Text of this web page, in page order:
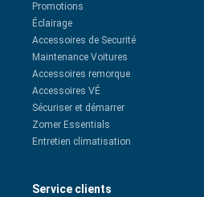
Promotions
Éclairage
Accessoires de Securité
Maintenance Voitures
Accessoires remorque
Accessoires VÉ
Sécuriser et démarrer
Zomer Essentials
Entretien climatisation
Service clients